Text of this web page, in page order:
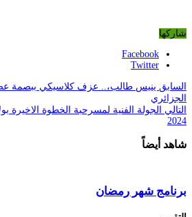
شاركها
Facebook
Twitter
السابق ينيس طالب،.. عزف كلاسيكي ببصمة
الجزائري
التالي الجولة الفنية لمسرحبة الخطوة الاخيرة
2024
شاهد أيضاً
برنامج شهر رمضان